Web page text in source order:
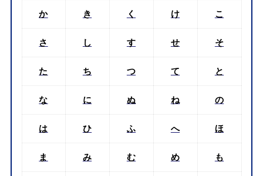
か き く け こ
さ し す せ そ
た ち つ て と
な に ぬ ね の
は ひ ふ へ ほ
ま み む め も